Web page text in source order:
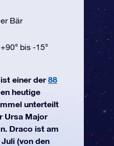
Bär
+90° bis -15°
einer der88
heutige
unterteilt
Ursa Major
Draco ist am
(von den